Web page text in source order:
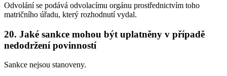
Odvolání se podává odvolacímu orgánu prostřednictvím toho
matričního úřadu, který rozhodnutí vydal.
20. Jaké sankce mohou být uplatněny v případě
nedodržení povinností
Sankce nejsou stanoveny.